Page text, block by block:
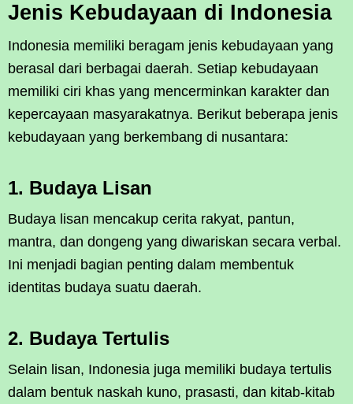
Jenis Kebudayaan di Indonesia
Indonesia memiliki beragam jenis kebudayaan yang
berasal dari berbagai daerah. Setiap kebudayaan
memiliki ciri khas yang mencerminkan karakter dan
kepercayaan masyarakatnya. Berikut beberapa jenis
kebudayaan yang berkembang di nusantara:
1. Budaya Lisan
Budaya lisan mencakup cerita rakyat, pantun,
mantra, dan dongeng yang diwariskan secara verbal.
Ini menjadi bagian penting dalam membentuk
identitas budaya suatu daerah.
2. Budaya Tertulis
Selain lisan, Indonesia juga memiliki budaya tertulis
dalam bentuk naskah kuno, prasasti, dan kitab-kitab